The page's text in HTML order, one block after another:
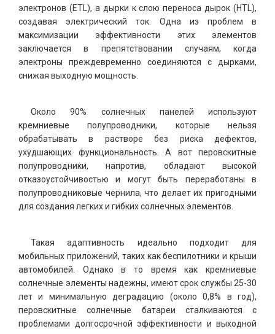
электронов (ETL), а дырки к слою переноса дырок (HTL),
создавая электрический ток. Одна из проблем в
максимизации эффективности этих элементов
заключается в препятствовании случаям, когда
электроны преждевременно соединяются с дырками,
снижая выходную мощность.
Около 90% солнечных панелей используют
кремниевые полупроводники, которые нельзя
обрабатывать в растворе без риска дефектов,
ухудшающих функциональность. А вот перовскитные
полупроводники, напротив, обладают высокой
отказоустойчивостью и могут быть переработаны в
полупроводниковые чернила, что делает их пригодными
для создания легких и гибких солнечных элементов.
Такая адаптивность идеально подходит для
мобильных приложений, таких как беспилотники и крыши
автомобилей. Однако в то время как кремниевые
солнечные элементы надежны, имеют срок службы 25-30
лет и минимальную деградацию (около 0,8% в год),
перовскитные солнечные батареи сталкиваются с
проблемами долгосрочной эффективности и выходной